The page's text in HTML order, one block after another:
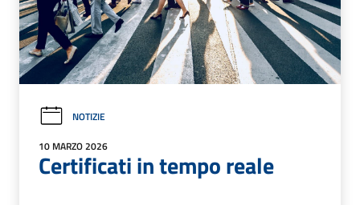
NOTIZIE
10 MARZO 2026
Certificati in tempo reale